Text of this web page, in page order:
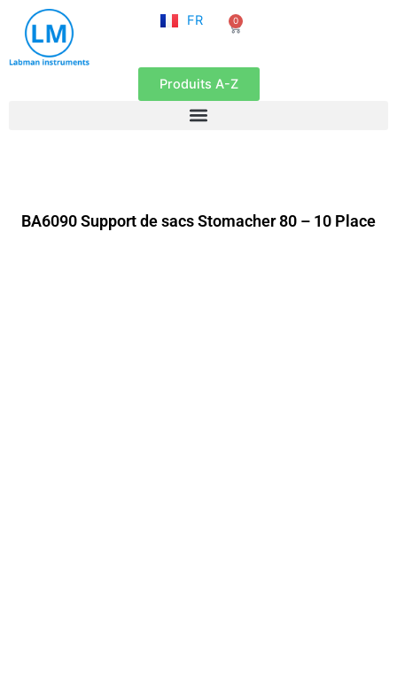
contenu
FR
EN
0
Panier
Produits A-Z
BA6090 Support de sacs Stomacher 80 – 10 Place